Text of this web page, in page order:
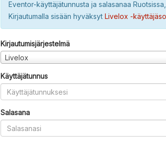
Eventor-käyttäjätunnusta ja salasanaa
Kirjautumalla sisään hyväksyt Livelox -
Kirjautumisjärjestelmä
Livelox
Käyttäjätunnus
Salasana